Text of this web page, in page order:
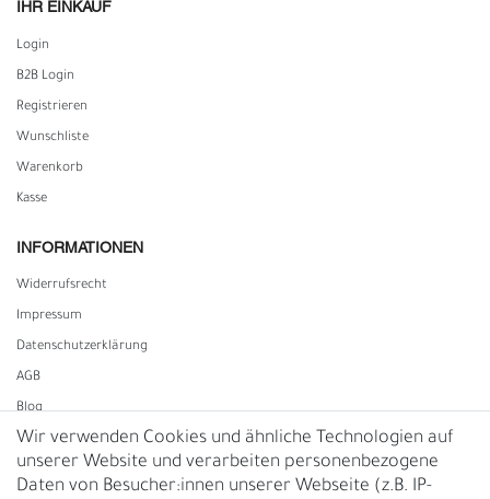
IHR EINKAUF
Login
B2B Login
Registrieren
Wunschliste
Warenkorb
Kasse
INFORMATIONEN
Widerrufs­recht
Impressum
Daten­schutz­erklärung
AGB
Blog
Vertrag widerrufen
Wir verwenden Cookies und ähnliche Technologien auf
unserer Website und verarbeiten personenbezogene
Daten von Besucher:innen unserer Webseite (z.B. IP-